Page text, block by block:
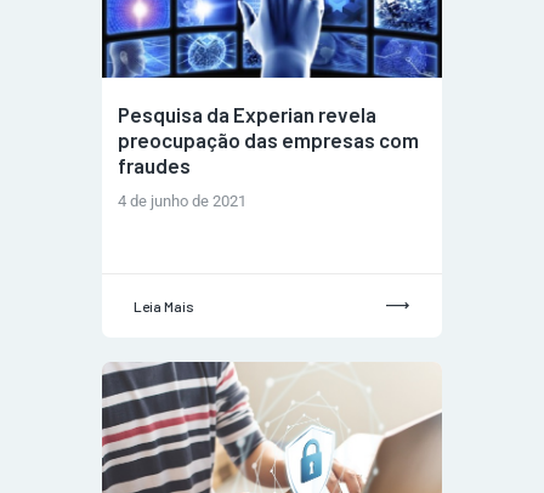
Pesquisa da Experian revela
preocupação das empresas com
fraudes
4 de junho de 2021
Leia Mais